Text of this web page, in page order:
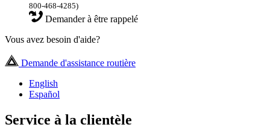
800-468-4285)
Demander à être rappelé
Vous avez besoin d'aide?
Demande d'assistance routière
English
Español
Service à la clientèle